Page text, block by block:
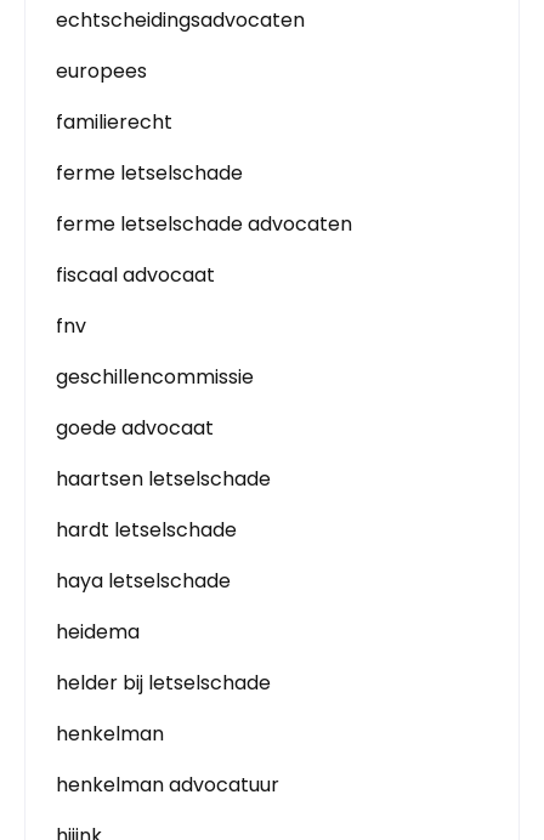
echtscheidingsadvocaten
europees
familierecht
ferme letselschade
ferme letselschade advocaten
fiscaal advocaat
fnv
geschillencommissie
goede advocaat
haartsen letselschade
hardt letselschade
haya letselschade
heidema
helder bij letselschade
henkelman
henkelman advocatuur